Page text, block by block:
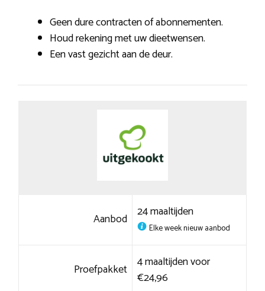
Geen dure contracten of abonnementen.
Houd rekening met uw dieetwensen.
Een vast gezicht aan de deur.
Aanbod 24 maaltijden
Elke week nieuw aanbod
Proefpakket 4 maaltijden voor
€24,96